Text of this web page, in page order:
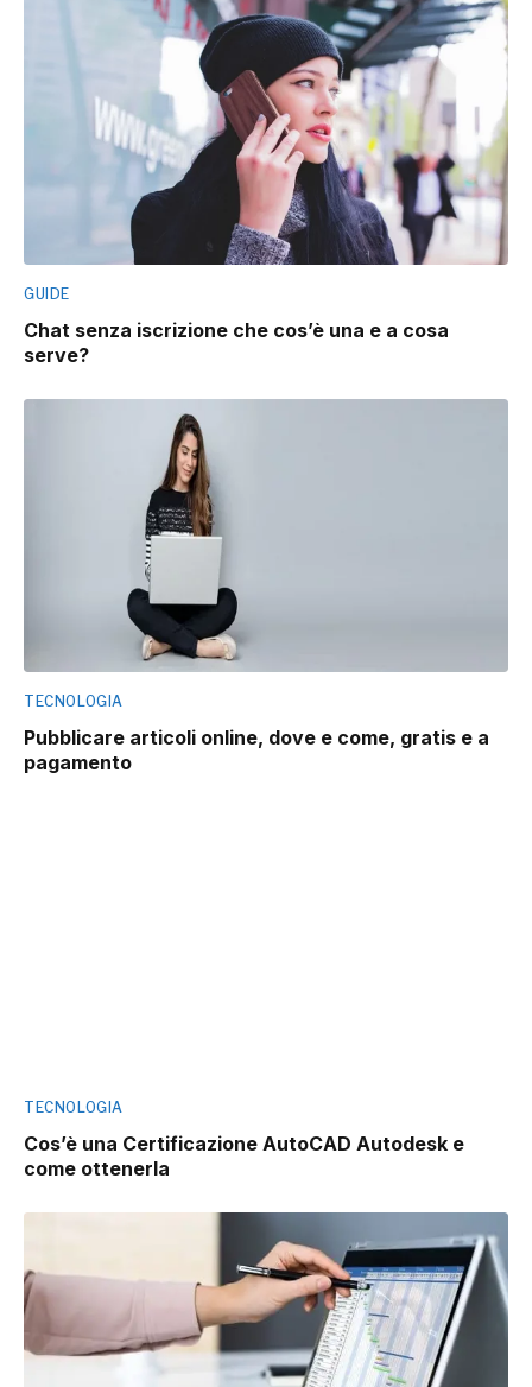
GUIDE
Chat senza iscrizione che cos’è una e a cosa
serve?
TECNOLOGIA
Pubblicare articoli online, dove e come, gratis e a
pagamento
TECNOLOGIA
Cos’è una Certificazione AutoCAD Autodesk e
come ottenerla